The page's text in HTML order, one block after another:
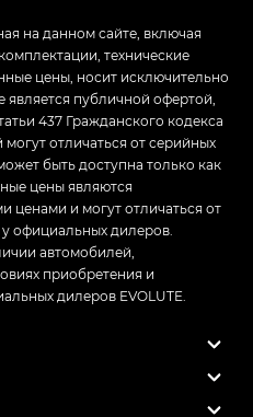
на данном сайте, включая
технические
цены, носит исключительно
публичной офертой,
437 Гражданского кодекса
отличаться от серийных
быть доступна только как
цены являются
и могут отличаться от
официальных дилеров.
автомобилей,
приобретения и
дилеров EVOLUTE.